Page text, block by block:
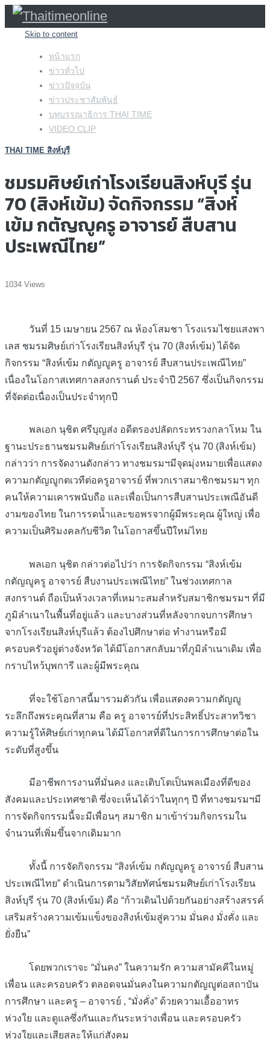
Skip to content
หน้าแรก
ข่าวทั่วไป
ข่าวปัจจุบัน
ข่าวประชาสัมพันธ์
บทบรรณาธิการ THAI TIME
VIDEO CLIP
THAI TIME สิงห์บุรี
ชมรมศิษย์เก่าโรงเรียนสิงห์บุรี รุ่น
70 (สิงห์เข้ม) จัดกิจกรรม “สิงห์
เข้ม กตัญญูครู อาจารย์ สืบสาน
ประเพณีไทย”
1034 Views
วันที่ 15 เมษายน 2567 ณ ห้องโสมชา โรงแรมไชยแสงพา
เลส ชมรมศิษย์เก่าโรงเรียนสิงห์บุรี รุ่น 70 (สิงห์เข้ม) ได้จัด
กิจกรรม “สิงห์เข้ม กตัญญูครู อาจารย์ สืบสานประเพณีไทย”
เนื่องในโอกาสเทศกาลสงกรานต์ ประจำปี 2567 ซึ่งเป็นกิจกรรม
ที่จัดต่อเนื่องเป็นประจำทุกปี
พลเอก นุชิต ศรีบุญส่ง อดีตรองปลัดกระทรวงกลาโหม ใน
ฐานะประธานชมรมศิษย์เก่าโรงเรียนสิงห์บุรี รุ่น 70 (สิงห์เข้ม)
กล่าวว่า การจัดงานดังกล่าว ทางชมรมฯมีจุดมุ่งหมายเพื่อแสดง
ความกตัญญูกตเวทีต่อครูอาจารย์ ที่พวกเราสมาชิกชมรมฯ ทุก
คนให้ความเคารพนับถือ และเพื่อเป็นการสืบสานประเพณีอันดี
งามของไทย ในการรดน้ำและขอพรจากผู้มีพระคุณ ผู้ใหญ่ เพื่อ
ความเป็นศิริมงคลกับชีวิต ในโอกาสขึ้นปีใหม่ไทย
พลเอก นุชิต กล่าวต่อไปว่า การจัดกิจกรรม “สิงห์เข้ม
กตัญญูครู อาจารย์ สืบงานประเพณีไทย” ในช่วงเทศกาล
สงกรานต์ ถือเป็นห้วงเวลาที่เหมาะสมสำหรับสมาชิกชมรมฯ ที่มี
ภูมิลำเนาในพื้นที่อยู่แล้ว และบางส่วนที่หลังจากจบการศึกษา
จากโรงเรียนสิงห์บุรีแล้ว ต้องไปศึกษาต่อ ทำงานหรือมี
ครอบครัวอยู่ต่างจังหวัด ได้มีโอกาสกลับมาที่ภูมิลำเนาเดิม เพื่อ
กราบไหว้บุพการี และผู้มีพระคุณ
ที่จะใช้โอกาสนี้มารวมตัวกัน เพื่อแสดงความกตัญญู
ระลึกถึงพระคุณที่สาม คือ ครู อาจารย์ที่ประสิทธิ์ประสาทวิชา
ความรู้ให้ศิษย์เก่าทุกคน ได้มีโอกาสที่ดีในการการศึกษาต่อใน
ระดับที่สูงขึ้น
มีอาชีพการงานที่มั่นคง และเติบโตเป็นพลเมืองที่ดีของ
สังคมและประเทศชาติ ซึ่งจะเห็นได้ว่าในทุกๆ ปี ที่ทางชมรมฯมี
การจัดกิจกรรมนี้จะมีเพื่อนๆ สมาชิก มาเข้าร่วมกิจกรรมใน
จำนวนที่เพิ่มขึ้นจากเดิมมาก
ทั้งนี้ การจัดกิจกรรม “สิงห์เข้ม กตัญญูครู อาจารย์ สืบสาน
ประเพณีไทย” ดำเนินการตามวิสัยทัศน์ชมรมศิษย์เก่าโรงเรียน
สิงห์บุรี รุ่น 70 (สิงห์เข้ม) คือ “ก้าวเดินไปด้วยกันอย่างสร้างสรรค์
เสริมสร้างความเข้มแข็งของสิงห์เข้มสู่ความ มั่นคง มั่งคั่ง และ
ยั่งยืน”
โดยพวกเราจะ “มั่นคง” ในความรัก ความสามัคคีในหมู่
เพื่อน และครอบครัว ตลอดจนมั่นคงในความกตัญญูต่อสถาบัน
การศึกษา และครู – อาจารย์ , “มั่งคั่ง” ด้วยความเอื้ออาทร
ห่วงใย และดูแลซึ่งกันและกันระหว่างเพื่อน และครอบครัว
ห่วงใยและเสียสละให้แก่สังคม